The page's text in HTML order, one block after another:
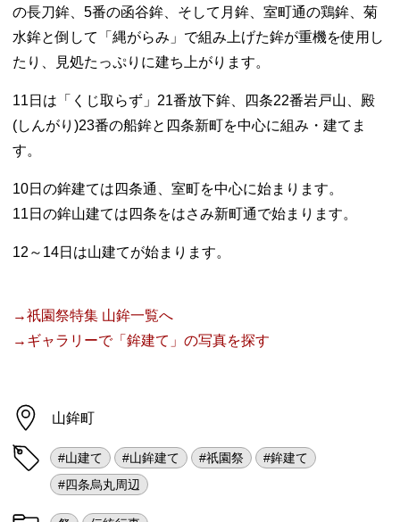
の長刀鉾、5番の函谷鉾、そして月鉾、室町通の鶏鉾、菊
水鉾と倒して「縄がらみ」で組み上げた鉾が重機を使用し
たり、見処たっぷりに建ち上がります。
11日は「くじ取らず」21番放下鉾、四条22番岩戸山、殿
(しんがり)23番の船鉾と四条新町を中心に組み・建てま
す。
10日の鉾建ては四条通、室町を中心に始まります。
11日の鉾山建ては四条をはさみ新町通で始まります。
12～14日は山建てが始まります。
→祇園祭特集 山鉾一覧へ
→ギャラリーで「鉾建て」の写真を探す
山鉾町
#山建て #山鉾建て #祇園祭
#鉾建て
#四条烏丸周辺